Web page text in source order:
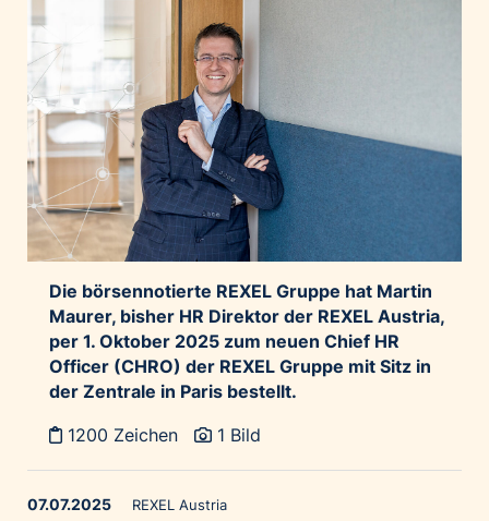
Die börsennotierte REXEL Gruppe hat Martin
Maurer, bisher HR Direktor der REXEL Austria,
per 1. Oktober 2025 zum neuen Chief HR
Officer (CHRO) der REXEL Gruppe mit Sitz in
der Zentrale in Paris bestellt.
1200 Zeichen
1 Bild
07.07.2025 REXEL Austria